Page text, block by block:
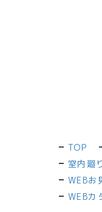
TOP
室内廻
WEBお
WEBカ